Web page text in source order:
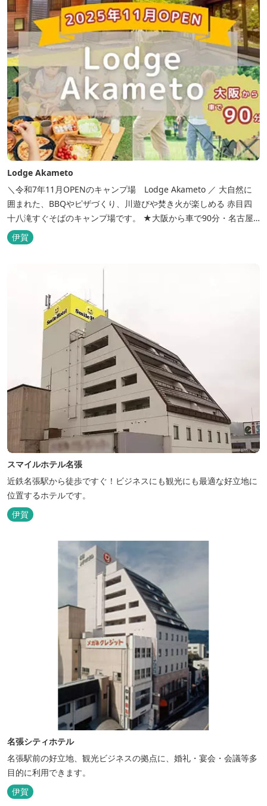
Lodge Akameto
＼令和7年11月OPENのキャンプ場 Lodge Akameto ／ 大自然に
囲まれた、BBQやピザづくり、川遊びや焚き火が楽しめる 赤目四
十八滝すぐそばのキャンプ場です。 ★大阪から車で90分・名古屋
から120分の好アクセス！ ★専用テラス付きバンガローでは、BBQ
をしながら子どもが川遊びをしているのが見れる！ ★Wi-Fiがつな
伊賀
スマイルホテル名張
近鉄名張駅から徒歩ですぐ！ビジネスにも観光にも最適な好立地に
位置するホテルです。
伊賀
名張シティホテル
名張駅前の好立地、観光ビジネスの拠点に、婚礼・宴会・会議等多
目的に利用できます。
伊賀